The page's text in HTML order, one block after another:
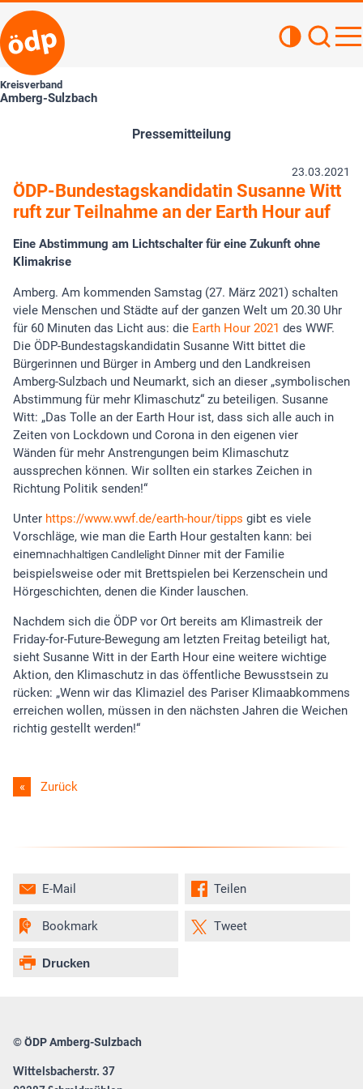
Kreisverband
Amberg-Sulzbach
Pressemitteilung
23.03.2021
ÖDP-Bundestagskandidatin Susanne Witt
ruft zur Teilnahme an der Earth Hour auf
Eine Abstimmung am Lichtschalter für eine Zukunft ohne
Klimakrise
Amberg. Am kommenden Samstag (27. März 2021) schalten
viele Menschen und Städte auf der ganzen Welt um 20.30 Uhr
für 60 Minuten das Licht aus: die Earth Hour 2021 des WWF.
Die ÖDP-Bundestagskandidatin Susanne Witt bittet die
Bürgerinnen und Bürger in Amberg und den Landkreisen
Amberg-Sulzbach und Neumarkt, sich an dieser „symbolischen
Abstimmung für mehr Klimaschutz“ zu beteiligen. Susanne
Witt: „Das Tolle an der Earth Hour ist, dass sich alle auch in
Zeiten von Lockdown und Corona in den eigenen vier
Wänden für mehr Anstrengungen beim Klimaschutz
aussprechen können. Wir sollten ein starkes Zeichen in
Richtung Politik senden!“
Unter https://www.wwf.de/earth-hour/tipps gibt es viele
Vorschläge, wie man die Earth Hour gestalten kann: bei
einemnachhaltigen Candlelight Dinner mit der Familie
beispielsweise oder mit Brettspielen bei Kerzenschein und
Hörgeschichten, denen die Kinder lauschen.
Nachdem sich die ÖDP vor Ort bereits am Klimastreik der
Friday-for-Future-Bewegung am letzten Freitag beteiligt hat,
sieht Susanne Witt in der Earth Hour eine weitere wichtige
Aktion, den Klimaschutz in das öffentliche Bewusstsein zu
rücken: „Wenn wir das Klimaziel des Pariser Klimaabkommens
erreichen wollen, müssen in den nächsten Jahren die Weichen
richtig gestellt werden!“
Zurück
Teilen
Tweet
E-Mail
Bookmark
Drucken
© ÖDP Amberg-Sulzbach
Wittelsbacherstr. 37